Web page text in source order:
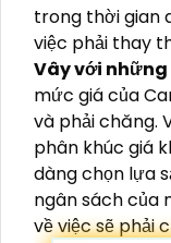
trong thời gian
việc phải thay
Vây với
mức giá của
và phải chăng.
phân khúc giá
dàng chọn lựa
ngân sách của
về việc sẽ phải